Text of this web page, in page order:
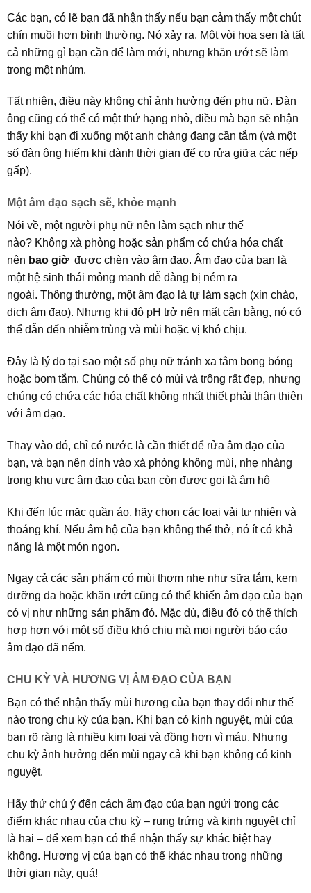
Các bạn, có lẽ bạn đã nhận thấy nếu bạn cảm thấy một chút
chín muồi hơn bình thường. Nó xảy ra. Một vòi hoa sen là tất
cả những gì bạn cần để làm mới, nhưng khăn ướt sẽ làm
trong một nhúm.
Tất nhiên, điều này không chỉ ảnh hưởng đến phụ nữ. Đàn
ông cũng có thể có một thứ hạng nhỏ, điều mà bạn sẽ nhận
thấy khi bạn đi xuống một anh chàng đang cần tắm (và một
số đàn ông hiếm khi dành thời gian để cọ rửa giữa các nếp
gấp).
Một âm đạo sạch sẽ, khỏe mạnh
Nói về, một người phụ nữ nên làm sạch như thế
nào? Không xà phòng hoặc sản phẩm có chứa hóa chất
nên bao giờ được chèn vào âm đạo. Âm đạo của bạn là
một hệ sinh thái mỏng manh dễ dàng bị ném ra
ngoài. Thông thường, một âm đạo là tự làm sạch (xin chào,
dịch âm đạo). Nhưng khi độ pH trở nên mất cân bằng, nó có
thể dẫn đến nhiễm trùng và mùi hoặc vị khó chịu.
Đây là lý do tại sao một số phụ nữ tránh xa tắm bong bóng
hoặc bom tắm. Chúng có thể có mùi và trông rất đẹp, nhưng
chúng có chứa các hóa chất không nhất thiết phải thân thiện
với âm đạo.
Thay vào đó, chỉ có nước là cần thiết để rửa âm đạo của
bạn, và bạn nên dính vào xà phòng không mùi, nhẹ nhàng
trong khu vực âm đạo của bạn còn được gọi là âm hộ
Khi đến lúc mặc quần áo, hãy chọn các loại vải tự nhiên và
thoáng khí. Nếu âm hộ của bạn không thể thở, nó ít có khả
năng là một món ngon.
Ngay cả các sản phẩm có mùi thơm nhẹ như sữa tắm, kem
dưỡng da hoặc khăn ướt cũng có thể khiến âm đạo của bạn
có vị như những sản phẩm đó. Mặc dù, điều đó có thể thích
hợp hơn với một số điều khó chịu mà mọi người báo cáo
âm đạo đã nếm.
CHU KỲ VÀ HƯƠNG VỊ ÂM ĐẠO CỦA BẠN
Bạn có thể nhận thấy mùi hương của bạn thay đổi như thế
nào trong chu kỳ của bạn. Khi bạn có kinh nguyệt, mùi của
bạn rõ ràng là nhiều kim loại và đồng hơn vì máu. Nhưng
chu kỳ ảnh hưởng đến mùi ngay cả khi bạn không có kinh
nguyệt.
Hãy thử chú ý đến cách âm đạo của bạn ngửi trong các
điểm khác nhau của chu kỳ – rụng trứng và kinh nguyệt chỉ
là hai – để xem bạn có thể nhận thấy sự khác biệt hay
không. Hương vị của bạn có thể khác nhau trong những
thời gian này, quá!